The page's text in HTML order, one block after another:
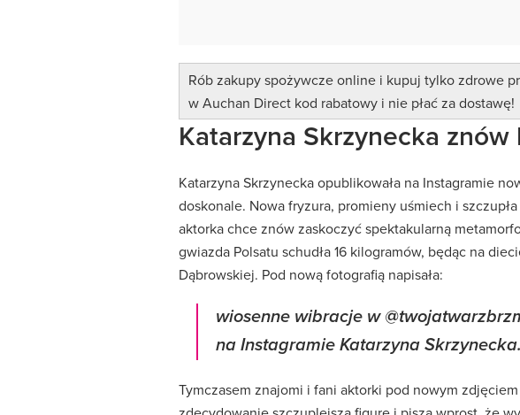
Rób zakupy spożywcze online i kupuj tylko zdrowe
w Auchan Direct kod rabatowy i nie płać za dostawę!
Katarzyna Skrzynecka znów
Katarzyna Skrzynecka opublikowała na Instagramie
doskonale. Nowa fryzura, promieny uśmiech i
aktorka chce znów zaskoczyć spektakularną
gwiazda Polsatu schudła 16 kilogramów, będąc na
Dąbrowskiej. Pod nową fotografią napisała:
wiosenne wibracje w
na Instagramie Katarzyna Skrzynecka.
Tymczasem znajomi i fani aktorki pod nowym